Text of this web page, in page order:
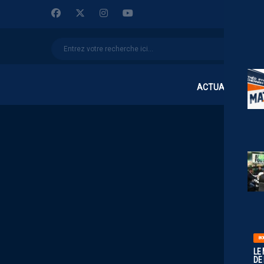
ACTUALITÉS
LE